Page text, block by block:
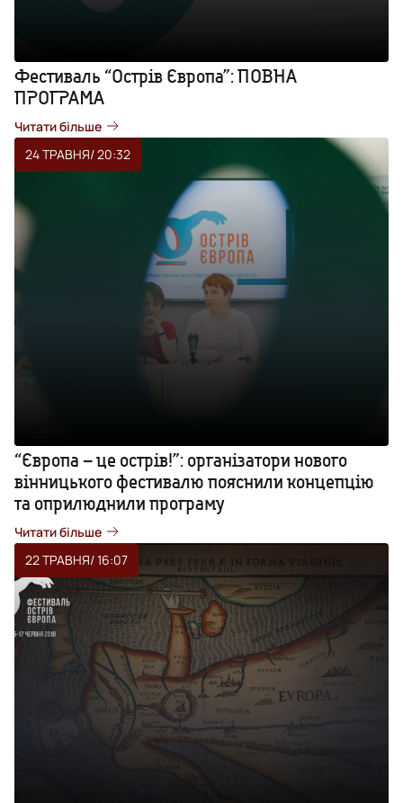
Фестиваль “Острів Європа”: ПОВНА
ПРОГРАМА
Читати більше
24 ТРАВНЯ/ 20:32
“Європа – це острів!”: організатори нового
вінницького фестивалю пояснили концепцію
та оприлюднили програму
Читати більше
22 ТРАВНЯ/ 16:07